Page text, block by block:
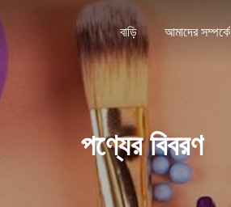
বাড়ি আমাদের সম্পর্কে
পণ্যের বিবরণ